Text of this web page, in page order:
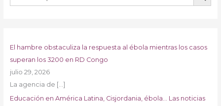
El hambre obstaculiza la respuesta al ébola mientras los casos
superan los 3200 en RD Congo
julio 29, 2026
La agencia de […]
Educación en América Latina, Cisjordania, ébola… Las noticias